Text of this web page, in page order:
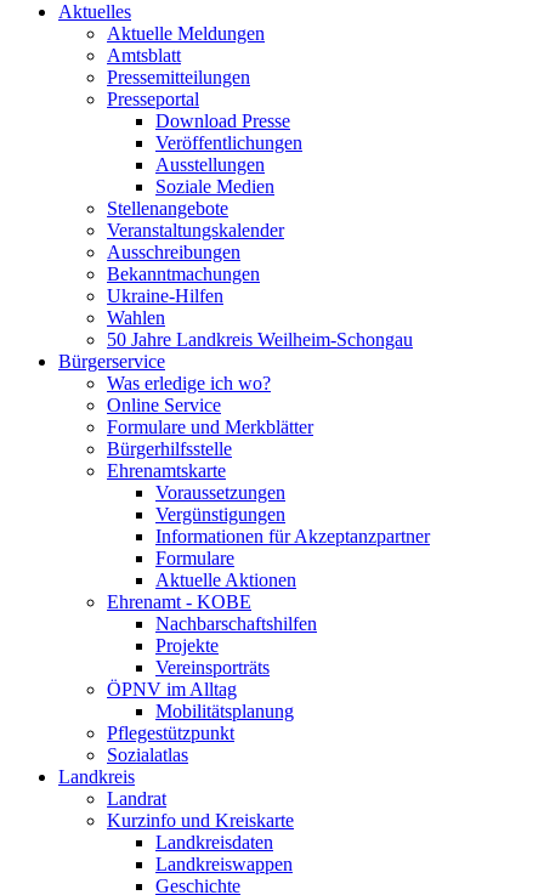
Aktuelles
Aktuelle Meldungen
Amtsblatt
Pressemitteilungen
Presseportal
Download Presse
Veröffentlichungen
Ausstellungen
Soziale Medien
Stellenangebote
Veranstaltungskalender
Ausschreibungen
Bekanntmachungen
Ukraine-Hilfen
Wahlen
50 Jahre Landkreis Weilheim-Schongau
Bürgerservice
Was erledige ich wo?
Online Service
Formulare und Merkblätter
Bürgerhilfsstelle
Ehrenamtskarte
Voraussetzungen
Vergünstigungen
Informationen für Akzeptanzpartner
Formulare
Aktuelle Aktionen
Ehrenamt - KOBE
Nachbarschaftshilfen
Projekte
Vereinsporträts
ÖPNV im Alltag
Mobilitätsplanung
Pflegestützpunkt
Sozialatlas
Landkreis
Landrat
Kurzinfo und Kreiskarte
Landkreisdaten
Landkreiswappen
Geschichte